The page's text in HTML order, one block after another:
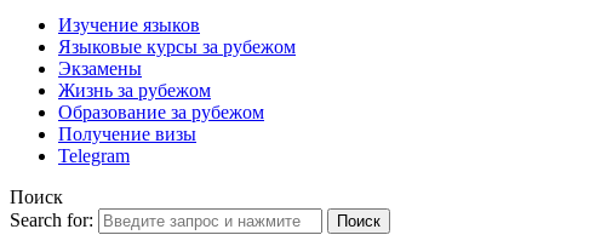
Изучение языков
Языковые курсы за рубежом
Экзамены
Жизнь за рубежом
Образование за рубежом
Получение визы
Telegram
Поиск
Search for:
Поиск